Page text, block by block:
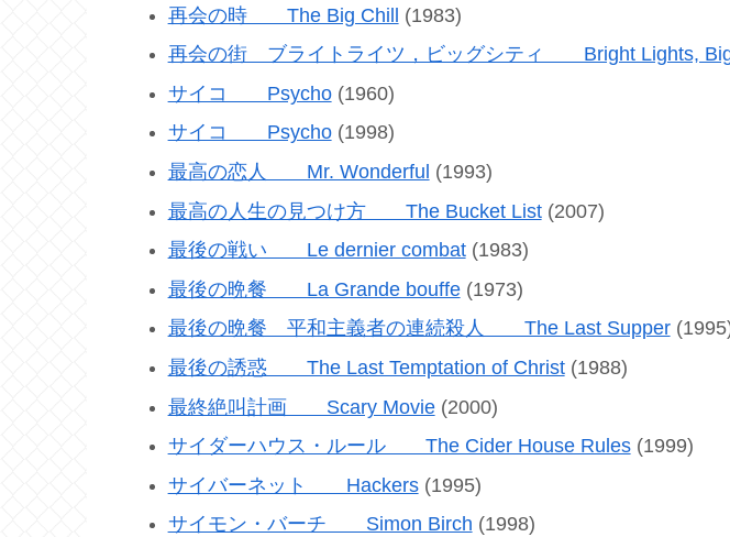
再会の時 The Big Chill (1983)
再会の街 ブライトライツ，ビッグシティ Bright Lights,
サイコ Psycho(1960)
サイコ Psycho(1998)
最高の恋人 Mr. Wonderful (1993)
最高の人生の見つけ方 The Bucket List(2007)
最後の戦い Le dernier combat(1983)
最後の晩餐 La Grande bouffe(1973)
最後の晩餐 平和主義者の連続殺人 The Last Supper
最後の誘惑 The Last Temptation of Christ(1988)
最終絶叫計画 Scary Movie(2000)
サイダーハウス・ルール The Cider House Rules(1999)
サイバーネット Hackers(1995)
サイモン・バーチ Simon Birch (1998)